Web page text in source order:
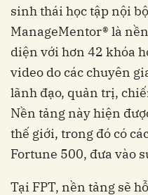
sinh thái học tập nội
ManageMentor® là
diện với hơn 42 khóa
video do các chuyên
lãnh đạo, quản trị,
Nền tảng này hiện
thế giới, trong đó có
Fortune 500, đưa vào
Tại FPT, nền tảng sẽ